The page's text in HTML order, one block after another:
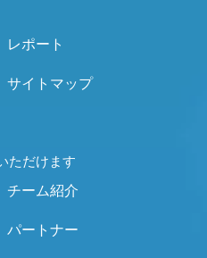
レポート
サイトマップ
ただけます
チーム紹介
パートナー